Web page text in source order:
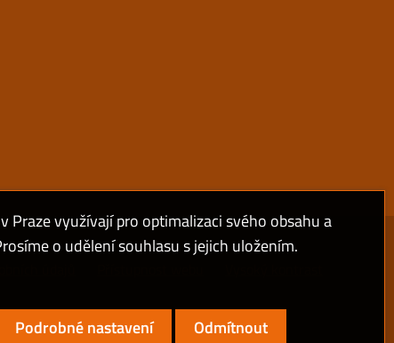
údajů
Praze využívají pro optimalizaci svého obsahu a
o udělení souhlasu s jejich uložením.
Podrobné nastavení Odmítnout